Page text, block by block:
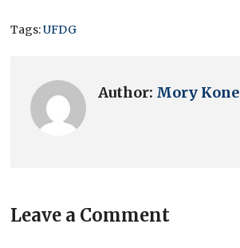
Tags:UFDG
Author: Mory Kone
Leave a Comment